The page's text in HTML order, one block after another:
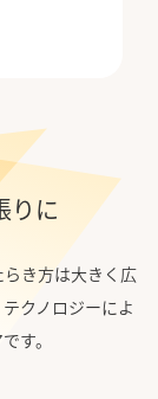
りに
き方は大きく広
クノロジーによ
す。